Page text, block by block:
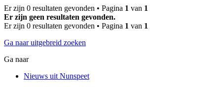
Er zijn 0 resultaten gevonden • Pagina 1 van 1
Er zijn geen resultaten gevonden.
Er zijn 0 resultaten gevonden • Pagina 1 van 1
Ga naar uitgebreid zoeken
Ga naar
Nieuws uit Nunspeet